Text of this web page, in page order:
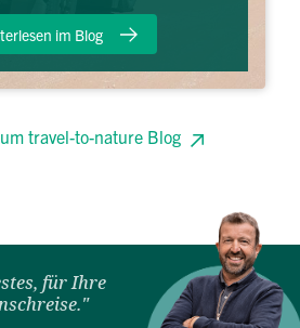
im Blog
travel-to-nature Blog
für Ihre